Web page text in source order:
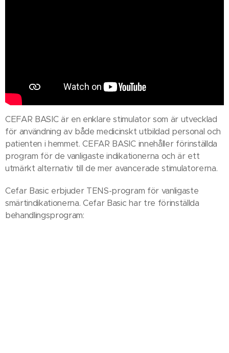
CEFAR BASIC är en enklare stimulator som är utvecklad
för användning av både medicinskt utbildad personal och
patienten i hemmet. CEFAR BASIC innehåller förinställda
program för de vanligaste indikationerna och är ett
utmärkt alternativ till de mer avancerade stimulatorerna.
Cefar Basic erbjuder TENS-program för vanligaste
smärtindikationerna. Cefar Basic har tre förinställda
behandlingsprogram: